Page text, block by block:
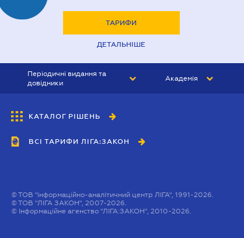
ТАРИФИ
ДЕТАЛЬНІШЕ
Періодичні видання та
довідники
БУХГАЛТЕР&ЗАКОН
ВІСНИК МСФЗ
Академія
КАТАЛОГ РІШЕНЬ
ВСІ ТАРИФИ ЛІГА:ЗАКОН
©ТОВ "інформаційно-аналітичний центр ЛІГА", 1991-2026.
©ТОВ "ЛІГА ЗАКОН", 2007-2026.
© Інформаційне агенство "ЛІГА:ЗАКОН", 2010-2026.